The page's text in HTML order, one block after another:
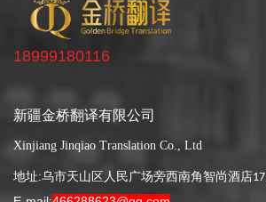
18999180116
新疆金桥翻译有限公司
Xinjiang Jinqiao Translation Co., Ltd
地址:乌市天山区人民广场旁西南角智尚酒店17